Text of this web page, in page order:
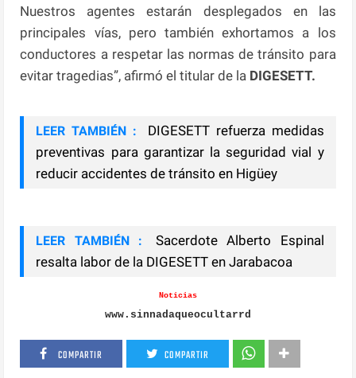
Nuestros agentes estarán desplegados en las
principales vías, pero también exhortamos a los
conductores a respetar las normas de tránsito para
evitar tragedias”, afirmó el titular de la DIGESETT.
LEER TAMBIÉN :
DIGESETT refuerza medidas
preventivas para garantizar la seguridad vial y
reducir accidentes de tránsito en Higüey
LEER TAMBIÉN :
Sacerdote Alberto Espinal
resalta labor de la DIGESETT en Jarabacoa
Noticias
www.sinnadaqueocultarrd
COMPARTIR COMPARTIR